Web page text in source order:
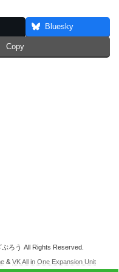
Bluesky
Copy
ろう All Rights Reserved.
& VK All in One Expansion Unit